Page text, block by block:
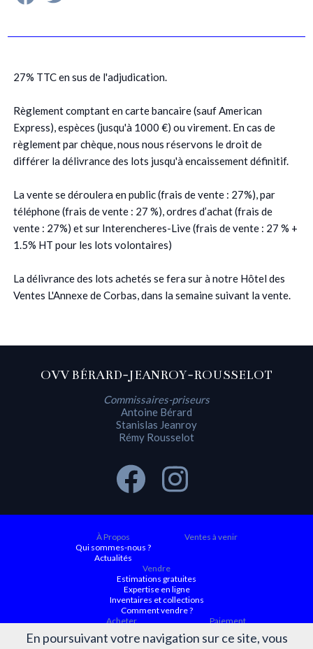
En poursuivant votre navigation sur ce site, vous
27% TTC en sus de l'adjudication.
Règlement comptant en carte bancaire (sauf American
Express), espèces (jusqu'à 1000 €) ou virement. En cas de
règlement par chèque, nous nous réservons le droit de
différer la délivrance des lots jusqu'à encaissement définitif.
La vente se déroulera en public (frais de vente : 27%), par
téléphone (frais de vente : 27 %), ordres d’achat (frais de
vente : 27%) et sur Interencheres-Live (frais de vente : 27 % +
1.5% HT pour les lots volontaires)
La délivrance des lots achetés se fera sur à notre Hôtel des
Ventes L'Annexe de Corbas, dans la semaine suivant la vente.
OVV BÉRARD-JEANROY-ROUSSELOT
Commissaires-priseurs
Antoine Bérard
Stanislas Jeanroy
Rémy Rousselot
À Propos
Qui sommes-nous ?
Actualités
Ventes à venir
Vendre
Estimations gratuites
Expertise en ligne
Inventaires et collections
Comment vendre ?
Acheter
Ordre d'achat
Paiement